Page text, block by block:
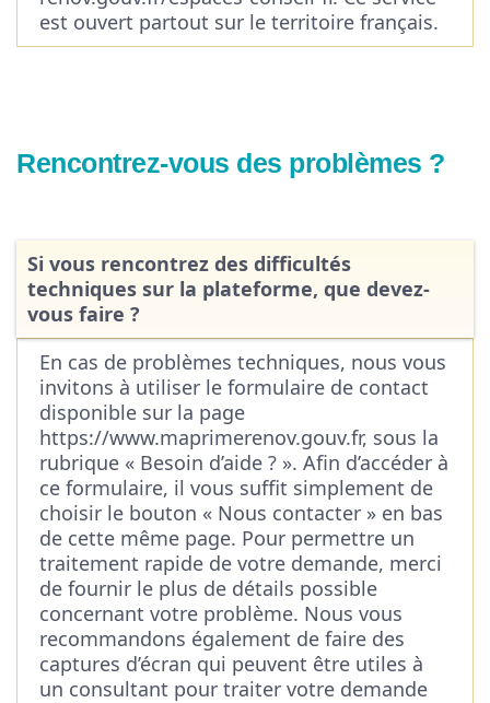
est ouvert partout sur le territoire français.
Rencontrez-vous des problèmes ?
Si vous rencontrez des difficultés
techniques sur la plateforme, que devez-
vous faire ?
En cas de problèmes techniques, nous vous
invitons à utiliser le formulaire de contact
disponible sur la page
https://www.maprimerenov.gouv.fr, sous la
rubrique « Besoin d’aide ? ». Afin d’accéder à
ce formulaire, il vous suffit simplement de
choisir le bouton « Nous contacter » en bas
de cette même page. Pour permettre un
traitement rapide de votre demande, merci
de fournir le plus de détails possible
concernant votre problème. Nous vous
recommandons également de faire des
captures d’écran qui peuvent être utiles à
un consultant pour traiter votre demande